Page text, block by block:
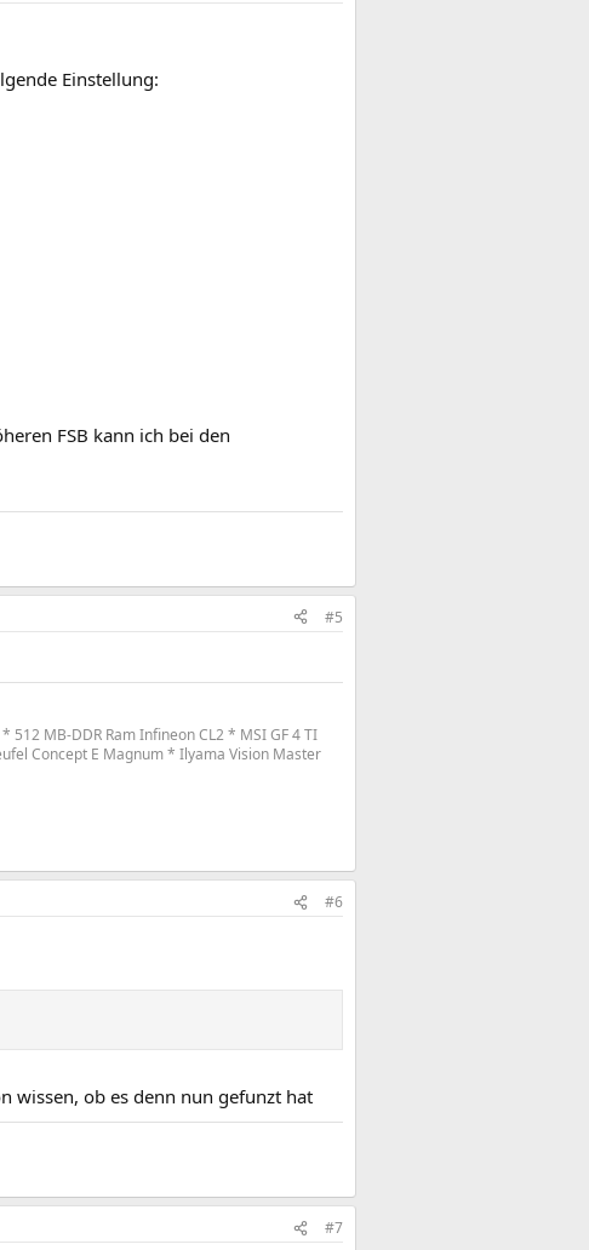
Einstellung:
FSB kann ich bei den
#5
512 MB-DDR Ram Infineon CL2 * MSI GF 4 TI
Concept E Magnum * Ilyama Vision Master
#6
wissen, ob es denn nun gefunzt hat
#7